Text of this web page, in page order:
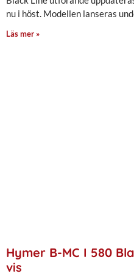
nu i höst. Modellen lanseras
Läs mer »
Hymer B-MC I 580
vis